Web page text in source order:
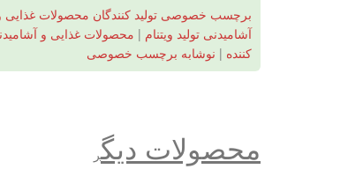
برچسب خصوصی تولید کنندگان محصولات غذایی
آشامیدنی تولید ویتنام | محصولات غذایی و
کننده | نوشابه برچسب خصوصی
محصولات دیگر